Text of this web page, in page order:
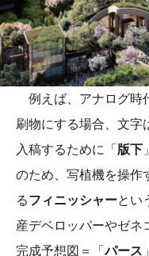
例えば、アナログ時
刷物にする場合、文字
入稿するために「 版下
のため、写植機を操作
るフィニッシャーとい
産デベロッパーやゼネ
完成予想図＝「パース